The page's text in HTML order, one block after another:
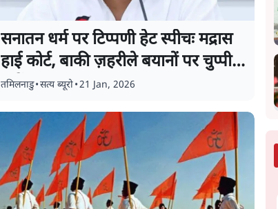
सनातन धर्म पर टिप्पणी हेट स्पीचः मद्रास
हाई कोर्ट, बाकी ज़हरीले बयानों पर चुप्पी
क्यों?
तमिलनाडु•सत्य ब्यूरो•21 Jan, 2026